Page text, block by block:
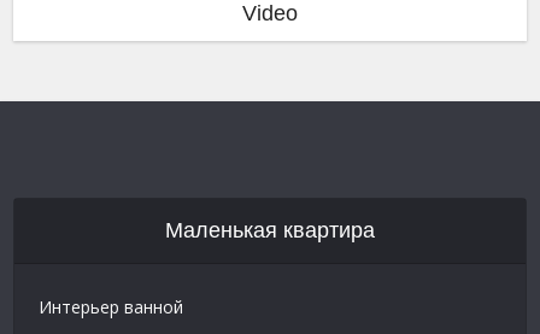
Video
Маленькая квартира
Интерьер ванной